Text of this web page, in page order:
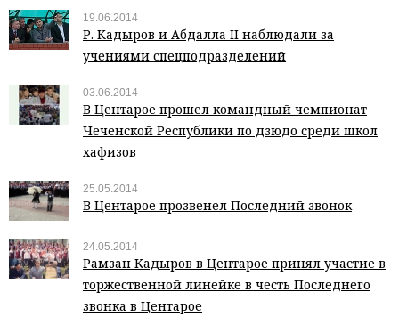
19.06.2014
Р. Кадыров и Абдалла II наблюдали за
учениями спецподразделений
03.06.2014
В Центарое прошел командный чемпионат
Чеченской Республики по дзюдо среди школ
хафизов
25.05.2014
В Центарое прозвенел Последний звонок
24.05.2014
Рамзан Кадыров в Центарое принял участие в
торжественной линейке в честь Последнего
звонка в Центарое